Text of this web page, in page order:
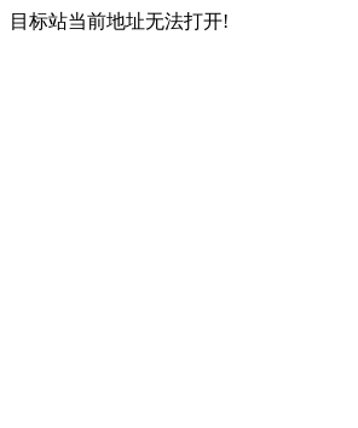
目标站当前地址无法打开!